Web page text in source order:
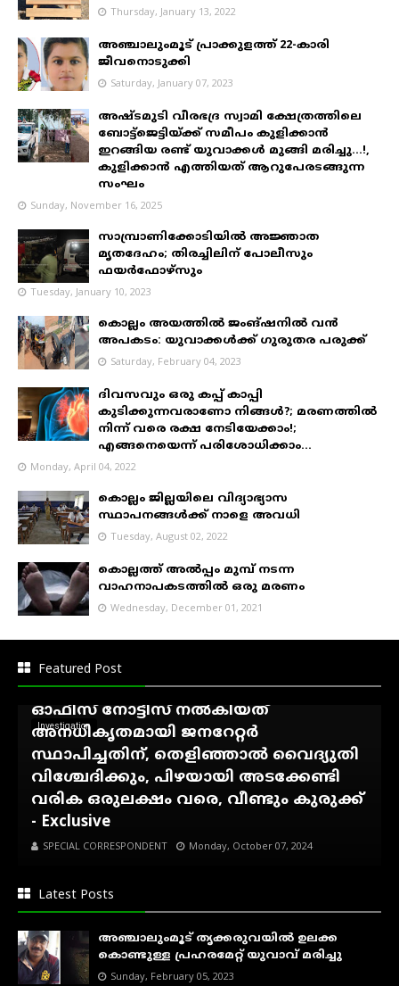
Thursday, January 13, 2022
അഞ്ചാലുംമൂട് പ്രാക്കുളത്ത് 22-കാരി
ജീവനൊടുക്കി
Saturday, January 07, 2023
അഷ്ടമുടി വീരഭദ്ര സ്വാമി ക്ഷേത്രത്തിലെ
ബോട്ട്ജെട്ടിയ്ക്ക് സമീപം കുളിക്കാൻ
ഇറങ്ങിയ രണ്ട് യുവാക്കൾ മുങ്ങി മരിച്ചു...!,
കുളിക്കാൻ എത്തിയത് ആറുപേരടങ്ങുന്ന
സംഘം
Sunday, November 16, 2025
സാമ്പ്രാണിക്കോടിയിൽ അജ്ഞാത
മൃതദേഹം; തിരച്ചിലിന് പോലീസും
ഫയർഫോഴ്‌സും
Tuesday, January 10, 2023
കൊല്ലം അയത്തിൽ ജംങ്ഷനിൽ വൻ
അപകടം: യുവാക്കൾക്ക് ഗുരുതര പരുക്ക്
Saturday, February 04, 2023
ദിവസവും ഒരു കപ്പ് കാപ്പി
കുടിക്കുന്നവരാണോ നിങ്ങൾ?; മരണത്തിൽ
നിന്ന് വരെ രക്ഷ നേടിയേക്കാം!;
എങ്ങനെയെന്ന് പരിശോധിക്കാം...
Monday, April 04, 2022
കൊല്ലം ജില്ലയിലെ വിദ്യാഭ്യാസ
സ്ഥാപനങ്ങൾക്ക് നാളെ അവധി
Tuesday, August 02, 2022
കൊല്ലത്ത് അൽപ്പം മുമ്പ് നടന്ന
വാഹനാപകടത്തിൽ ഒരു മരണം
Wednesday, December 01, 2021
Featured Post
Investigation
അഷ്ടമുടി ആശിർവാദ്
ഹോംസ്റ്റേക്കെതിരെ കെ.എസ്.ഇ.ബി
നോട്ടീസ്...!, കാഞ്ഞിരംകുഴി സെക്ഷൻ
ഓഫീസ് നോട്ടീസ് നൽകിയത്
അനധികൃതമായി ജനറേറ്റർ
സ്ഥാപിച്ചതിന്, തെളിഞ്ഞാൽ വൈദ്യുതി
വിശ്ചേദിക്കും, പിഴയായി അടക്കേണ്ടി
വരിക ഒരുലക്ഷം വരെ, വീണ്ടും കുരുക്ക്
- Exclusive
SPECIAL CORRESPONDENT Monday, October 07, 2024
Latest Posts
അഞ്ചാലുംമൂട് തൃക്കരുവയിൽ ഉലക്ക
കൊണ്ടുള്ള പ്രഹരമേറ്റ് യുവാവ് മരിച്ചു
Sunday, February 05, 2023